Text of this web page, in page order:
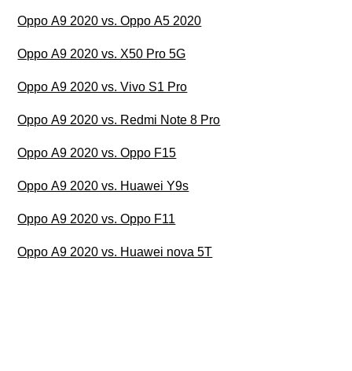
Oppo A9 2020 vs. Oppo A5 2020
Oppo A9 2020 vs. X50 Pro 5G
Oppo A9 2020 vs. Vivo S1 Pro
Oppo A9 2020 vs. Redmi Note 8 Pro
Oppo A9 2020 vs. Oppo F15
Oppo A9 2020 vs. Huawei Y9s
Oppo A9 2020 vs. Oppo F11
Oppo A9 2020 vs. Huawei nova 5T